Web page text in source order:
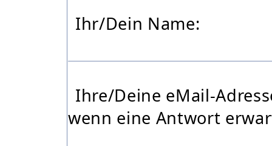
Ihr/Dein Name:
Ihre/Deine eMail-
wenn eine Antwort